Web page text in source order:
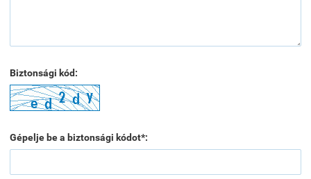
Biztonsági kód:
Gépelje be a biztonsági kódot*: